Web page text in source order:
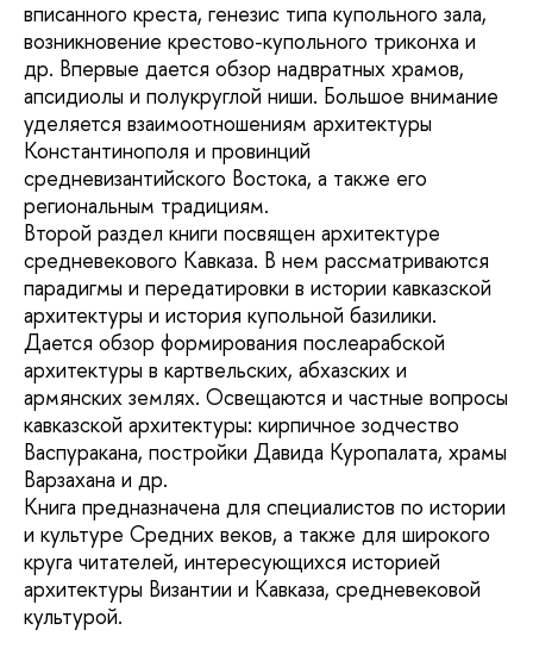
вписанного креста, генезис типа купольного зала,
возникновение крестово-купольного триконха и
др. Впервые дается обзор надвратных храмов,
апсидиолы и полукруглой ниши. Большое внимание
уделяется взаимоотношениям архитектуры
Константинополя и провинций
средневизантийского Востока, а также его
региональным традициям.
Второй раздел книги посвящен архитектуре
средневекового Кавказа. В нем рассматриваются
парадигмы и передатировки в истории кавказской
архитектуры и история купольной базилики.
Дается обзор формирования послеарабской
архитектуры в картвельских, абхазских и
армянских землях. Освещаются и частные вопросы
кавказской архитектуры: кирпичное зодчество
Васпуракана, постройки Давида Куропалата, храмы
Варзахана и др.
Книга предназначена для специалистов по истории
и культуре Средних веков, а также для широкого
круга читателей, интересующихся историей
архитектуры Византии и Кавказа, средневековой
культурой.